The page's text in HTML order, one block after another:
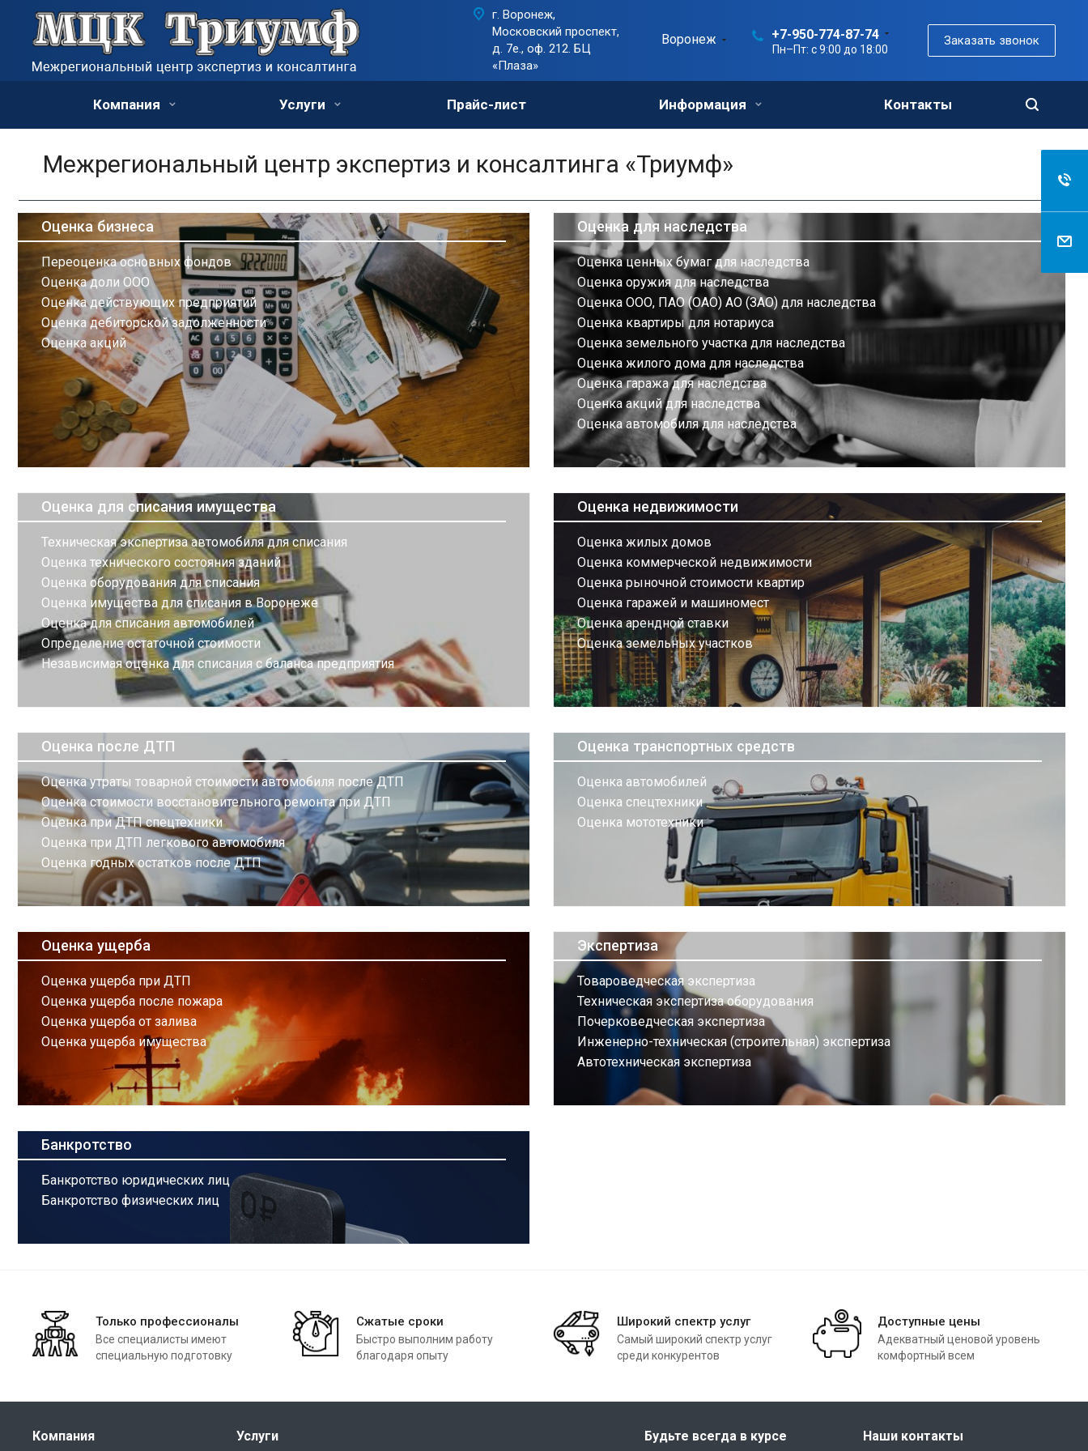
Воронеж +7-950-774-87-74
Пн–Пт: с 9:00 до 18:00
Заказать звонок
г. Воронеж,
Московский проспект,
д. 7е., оф. 212. БЦ
«Плаза»
Компания Услуги Прайс-лист Информация Контакты
Межрегиональный центр экспертиз и консалтинга «Триумф»
Оценка бизнеса
Переоценка основных фондов
Оценка доли ООО
Оценка действующих предприятий
Оценка дебиторской задолженности
Оценка акций
Оценка для наследства
Оценка ценных бумаг для наследства
Оценка оружия для наследства
Оценка ООО, ПАО (ОАО) АО (ЗАО) для наследства
Оценка квартиры для нотариуса
Оценка земельного участка для наследства
Оценка жилого дома для наследства
Оценка гаража для наследства
Оценка акций для наследства
Оценка автомобиля для наследства
Оценка для списания имущества
Техническая экспертиза автомобиля для списания
Оценка технического состояния зданий
Оценка оборудования для списания
Оценка имущества для списания в Воронеже
Оценка для списания автомобилей
Определение остаточной стоимости
Независимая оценка для списания с баланса предприятия
Оценка недвижимости
Оценка жилых домов
Оценка коммерческой недвижимости
Оценка рыночной стоимости квартир
Оценка гаражей и машиномест
Оценка арендной ставки
Оценка земельных участков
Оценка после ДТП
Оценка утраты товарной стоимости автомобиля после ДТП
Оценка стоимости восстановительного ремонта при ДТП
Оценка при ДТП спецтехники
Оценка при ДТП легкового автомобиля
Оценка годных остатков после ДТП
Оценка транспортных средств
Оценка автомобилей
Оценка спецтехники
Оценка мототехники
Оценка ущерба
Оценка ущерба при ДТП
Оценка ущерба после пожара
Оценка ущерба от залива
Оценка ущерба имущества
Экспертиза
Товароведческая экспертиза
Техническая экспертиза оборудования
Почерковедческая экспертиза
Инженерно-техническая (строительная) экспертиза
Автотехническая экспертиза
Банкротство
Банкротство юридических лиц
Банкротство физических лиц
Только профессионалы
Все специалисты имеют
специальную подготовку
Сжатые сроки
Быстро выполним работу
благодаря опыту
Широкий спектр услуг
Самый широкий спектр услуг
среди конкурентов
Доступные цены
Адекватный ценовой уровень
комфортный всем
Компания Услуги Будьте всегда в курсе Наши контакты